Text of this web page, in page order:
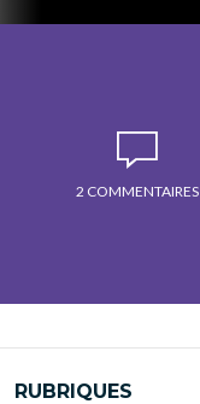
2 COMMENTAIRES
RUBRIQUES